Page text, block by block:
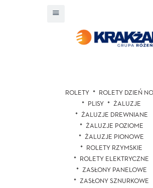
ROLETY
ROLETY DZIEŃ
PLISY
ŻALUZJE
ŻALUZJE DREWNIANE
ŻALUZJE POZIOME
ŻALUZJE PIONOWE
ROLETY RZYMSKIE
ROLETY ELEKTRYCZNE
ZASŁONY PANELOWE
ZASŁONY SZNURKOWE